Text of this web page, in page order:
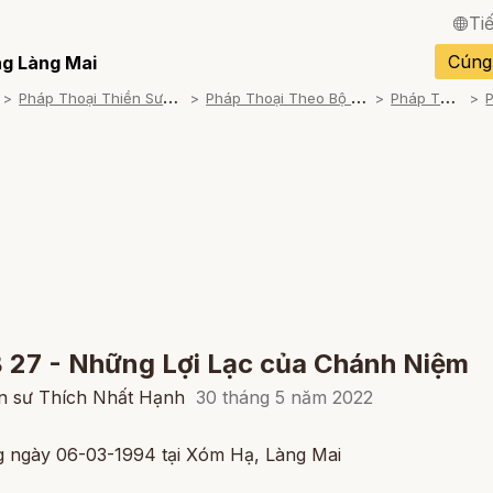
English / Tiếng Anh
Français / Tiếng Pháp
Làng Mai
P
háp Thoại Thiền Sư Thích Nhất Hạnh P
háp Thoại Theo Bộ An Cư Kiết Đông P
háp Thoại Video
27 - Những Lợi Lạc của Chánh Niệm
sư Thích Nhất Hạnh 30 tháng 5 năm 2022
ngày 06-03-1994 tại Xóm Hạ, Làng Mai